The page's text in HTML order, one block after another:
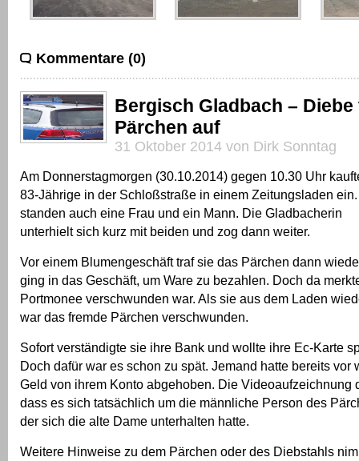
Kommentare (0)
Bergisch Gladbach –
Pärchen auf
31 Oktober 2014 von Dirk Sonntag
Am Donnerstagmorgen (30.10.2014) gegen 10.30 Uhr
83-Jährige in der Schloßstraße in einem Zeitungsladen
standen auch eine Frau und ein Mann. Die Gladbacherin
unterhielt sich kurz mit beiden und zog dann weiter.
Vor einem Blumengeschäft traf sie das Pärchen dann
ging in das Geschäft, um Ware zu bezahlen. Doch da
Portmonee verschwunden war. Als sie aus dem Laden
war das fremde Pärchen verschwunden.
Sofort verständigte sie ihre Bank und wollte ihre Ec-Karte
Doch dafür war es schon zu spät. Jemand hatte bereits vor
Geld von ihrem Konto abgehoben. Die Videoaufzeichnung
dass es sich tatsächlich um die männliche Person des
der sich die alte Dame unterhalten hatte.
Weitere Hinweise zu dem Pärchen oder des Diebstahls